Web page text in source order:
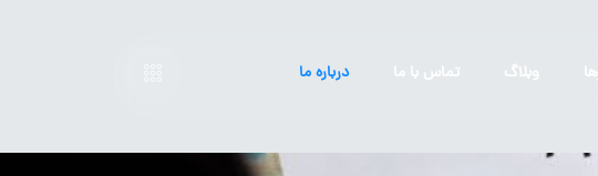
وبلاگ تماس با ما درباره ما